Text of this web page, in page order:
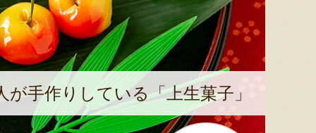
が手作りしている「上生菓子」